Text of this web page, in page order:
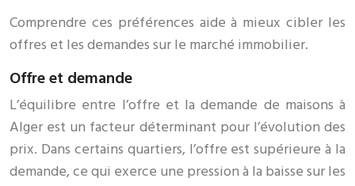
Comprendre ces préférences aide à mieux cibler les
offres et les demandes sur le marché immobilier.
Offre et demande
L’équilibre entre l’offre et la demande de maisons à
Alger est un facteur déterminant pour l’évolution des
prix. Dans certains quartiers, l’offre est supérieure à la
demande, ce qui exerce une pression à la baisse sur les